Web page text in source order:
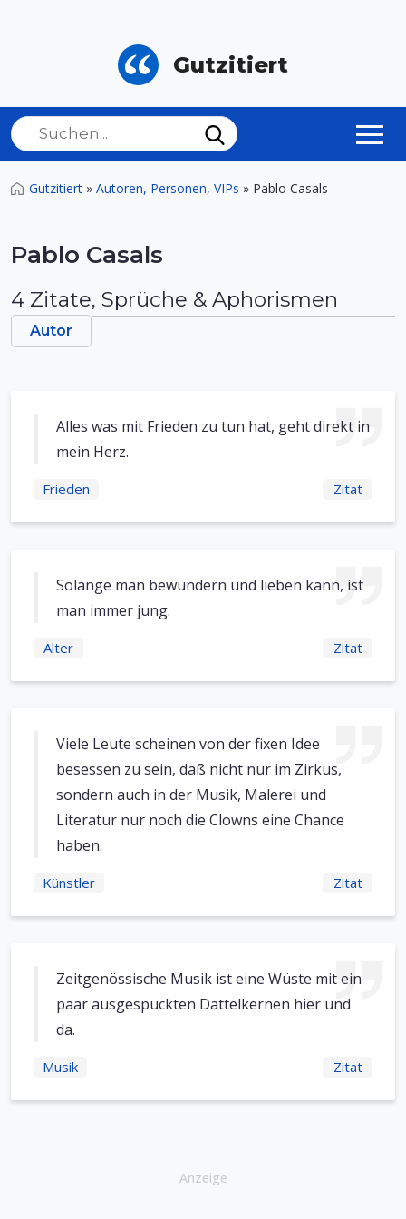
Gutzitiert
Gutzitiert » Autoren, Personen, VIPs » Pablo Casals
Pablo Casals
4 Zitate, Sprüche & Aphorismen
Autor
Alles was mit Frieden zu tun hat, geht direkt in
mein Herz.
Frieden Zitat
Solange man bewundern und lieben kann, ist
man immer jung.
Alter Zitat
Viele Leute scheinen von der fixen Idee
besessen zu sein, daß nicht nur im Zirkus,
sondern auch in der Musik, Malerei und
Literatur nur noch die Clowns eine Chance
haben.
Künstler Zitat
Zeitgenössische Musik ist eine Wüste mit ein
paar ausgespuckten Dattelkernen hier und
da.
Musik Zitat
Anzeige